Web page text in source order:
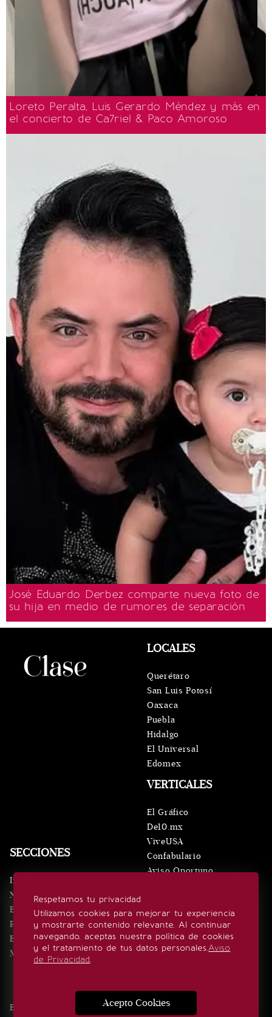
Loreto Peralta, Luis Gerardo Méndez y más en
el concierto de Ca7riel & Paco Amoroso
José Eduardo Derbez comparte nueva foto de
su hija en medio de rumores de separación
Respetamos tu privacidad
Utilizamos cookies para mejorar tu experiencia
y mostrarte contenido relevante. Al continuar
navegando, aceptas nuestra política de cookies
y el tratamiento de tus datos personales.Aviso
de Privacidad.
Acepto Cookies
SECCIONES
Inicio
Noticias
Eventos
Realeza
Estilo de vida
Minuto x Minuto
VERTICALES
El Gráfico
De10.mx
ViveUSA
Confabulario
Aviso Oportuno
LOCALES
Querétaro
San Luis Potosí
Oaxaca
Puebla
Hidalgo
El Universal
Edomex
SÍGUENOS
Edición Impresa Noticias Quiénes somos